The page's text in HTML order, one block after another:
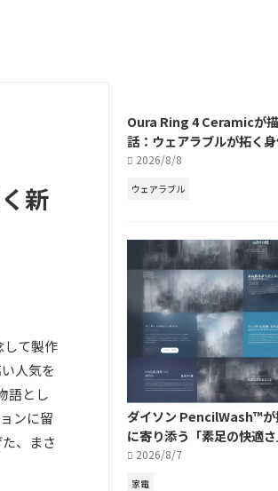
新
して製作
人気を
語とし
ンに留
、まさ
Oura Ring 4 Ceramicが
話：ウェアラブルが拓く
2026/8/8
ウェアラブル
ダイソン PencilWash™が
に寄り添う「素足の快適
2026/8/7
家電